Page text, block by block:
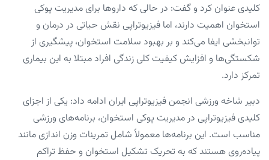
کلیدی عنوان کرد و گفت: در حالی که داروها برای مدیریت پوکی
استخوان اهمیت دارند، اما فیزیوتراپی نقش حیاتی در درمان و
توانبخشی ایفا می‌کند و بر بهبود سلامت استخوان، پیشگیری از
شکستگی‌ها و افزایش کیفیت کلی زندگی افراد مبتلا به این بیماری
تمرکز دارد.
دبیر شاخه ورزشی انجمن فیزیوتراپی ایران ادامه داد: یکی از اجزای
کلیدی فیزیوتراپی در مدیریت پوکی استخوان، برنامه‌های ورزشی
مناسب است. این برنامه‌ها معمولاً شامل تمرینات وزن اندازی مانند
پیاده‌روی هستند که به تحریک تشکیل استخوان و حفظ تراکم